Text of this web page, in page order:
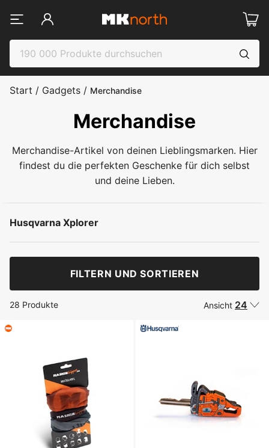
Start / Gadgets / Merchandise
Merchandise
Merchandise-Artikel von deinen Lieblingsmarken. Hier
findest du die perfekten Geschenke für dich selbst
und deine Lieben.
Husqvarna Xplorer
FILTERN UND SORTIEREN
28 Produkte Ansicht 24